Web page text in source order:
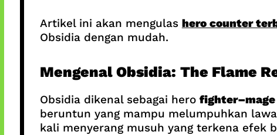
Artikel ini akan mengulas hero counter
Obsidia dengan mudah.
Mengenal Obsidia: The Flame
Obsidia dikenal sebagai hero
beruntun yang mampu melumpuhkan
kali menyerang musuh yang terkena efek